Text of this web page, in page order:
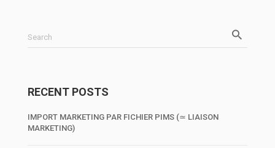
Search
RECENT POSTS
IMPORT MARKETING PAR FICHIER PIMS (≃ LIAISON
MARKETING)